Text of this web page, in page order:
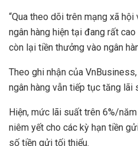
“Qua theo dõi trên mạng xã
ngân hàng hiện tại đang rất
còn lại tiền thưởng vào ngân
Theo ghi nhận của
ngân hàng vẫn tiếp tục tăng lãi
Hiện, mức lãi suất trên 6%/
niêm yết cho các kỳ hạn tiền
số tiền gửi tối thiểu.